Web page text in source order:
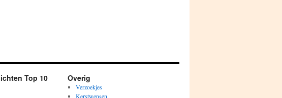
Top 10 Overig
Verzoekjes
Kerstwensen